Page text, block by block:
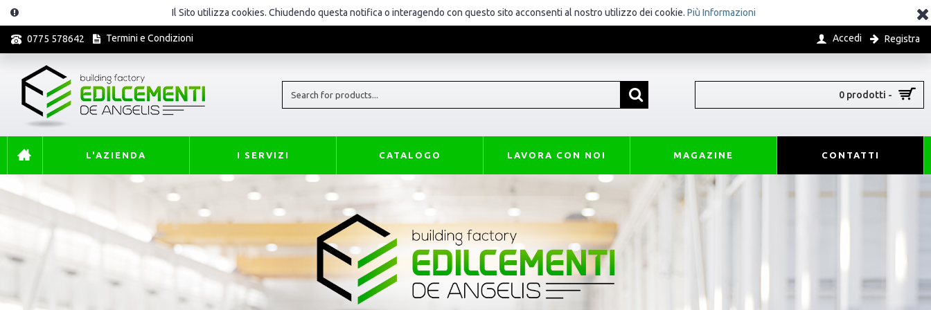
Il Sito utilizza cookies. Chiudendo questa notifica o interagendo con questo sito acconsenti al nostro utilizzo dei cookie. Più Informazioni
0775 578642 Termini e Condizioni Accedi Registra
0 prodotti -
L'AZIENDA I SERVIZI CATALOGO LAVORA CON NOI MAGAZINE CONTATTI